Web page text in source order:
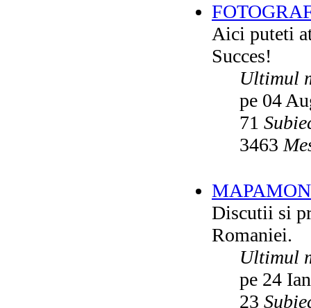
Aici puteti
Succes!
Ultimul
pe 04
71
3463
Discutii si
Romaniei.
Ultimul
pe 24
23